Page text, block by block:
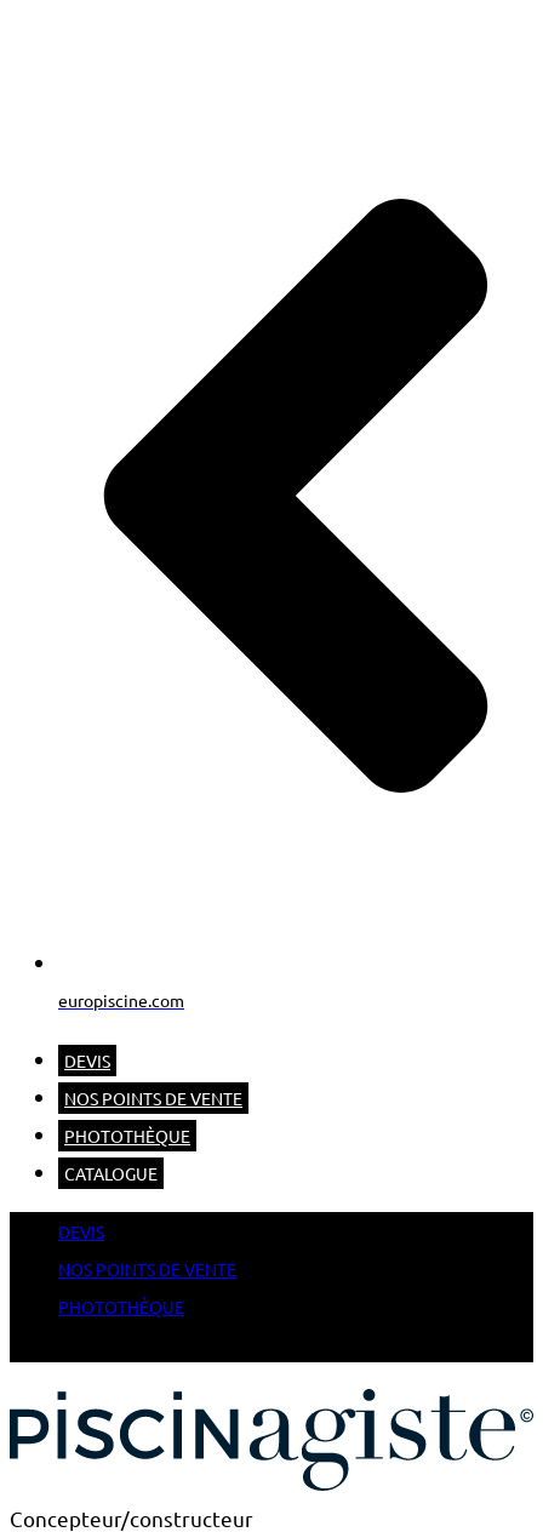
europiscine.com
DEVIS
NOS POINTS DE VENTE
PHOTOTHÈQUE
CATALOGUE
DEVIS
NOS POINTS DE VENTE
PHOTOTHÈQUE
Concepteur/constructeur